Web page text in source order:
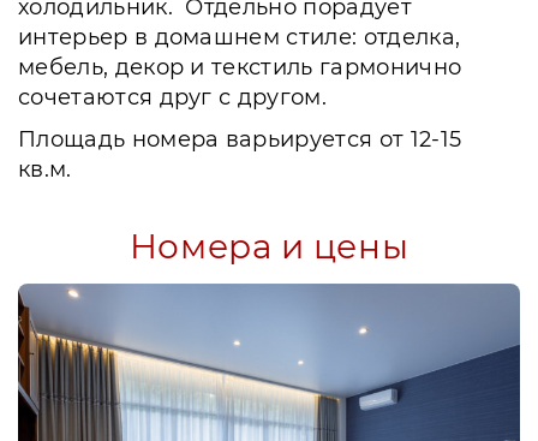
холодильник. Отдельно порадует
интерьер в домашнем стиле: отделка,
мебель, декор и текстиль гармонично
сочетаются друг с другом.
Площадь номера варьируется от 12-15
кв.м.
Номера и цены